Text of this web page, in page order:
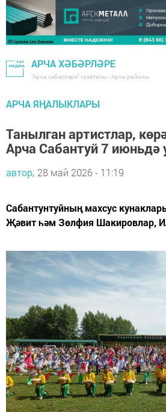
АРЧА ХӘБӘРЛӘРЕ
"Арча хәбәрләре" газетасы - Арча районы
АРЧА ЯҢАЛЫКЛАРЫ
Танылган артистлар,
Арча Сабантуй 7 июньдә
автор, 28 май 2026 - 11:19
Сабантунтуйның махсус
Җәвит һәм Зөлфия Шакировлар,